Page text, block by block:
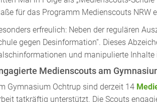
für das Programm Medienscouts NRW
erfreulich: Neben der regulären
gegen Desinformation“. Dieses
und manipulierte Inhalte
Medienscouts am
Gymnasium Ochtrup sind derzeit 14
tatkräftig unterstützt. Die Scouts